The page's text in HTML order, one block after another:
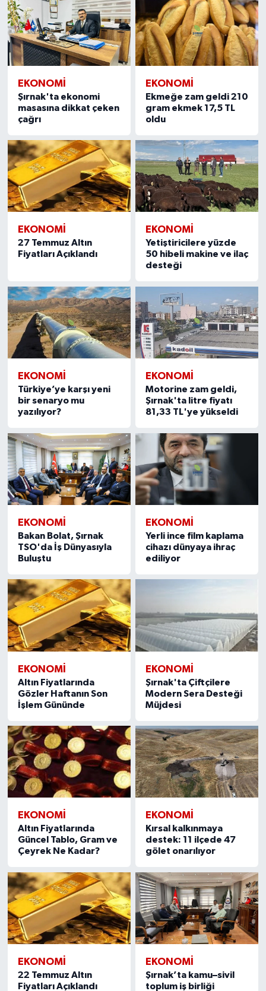
EKONOMI
Şırnak'ta ekonomi
masasına dikkat çeken
çağrı
EKONOMI
Ekmeğe zam geldi 210
gram ekmek 17,5 TL
oldu
EKONOMI
27 Temmuz Altın
Fiyatları Açıklandı
EKONOMI
Yetiştiricilere yüzde
50 hibeli makine ve ilaç
desteği
EKONOMI
Türkiye’ye karşı yeni
bir senaryo mu
yazılıyor?
EKONOMI
Motorine zam geldi,
Şırnak'ta litre fiyatı
81,33 TL'ye yükseldi
EKONOMI
Bakan Bolat, Şırnak
TSO'da İş Dünyasıyla
Buluştu
EKONOMI
Yerli ince film kaplama
cihazı dünyaya ihraç
ediliyor
EKONOMI
Altın Fiyatlarında
Gözler Haftanın Son
İşlem Gününde
EKONOMI
Şırnak'ta Çiftçilere
Modern Sera Desteği
Müjdesi
EKONOMI
Altın Fiyatlarında
Güncel Tablo, Gram ve
Çeyrek Ne Kadar?
EKONOMI
Kırsal kalkınmaya
destek: 11 ilçede 47
gölet onarılıyor
EKONOMI
22 Temmuz Altın
Fiyatları Açıklandı
EKONOMI
Şırnak’ta kamu–sivil
toplum iş birliği